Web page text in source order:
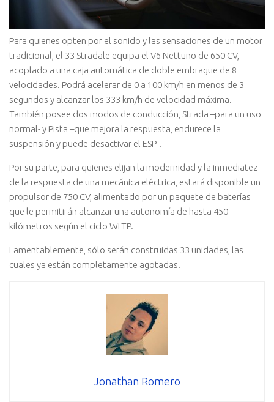
Para quienes opten por el sonido y las sensaciones de un motor
tradicional, el 33 Stradale equipa el V6 Nettuno de 650 CV,
acoplado a una caja automática de doble embrague de 8
velocidades. Podrá acelerar de 0 a 100 km/h en menos de 3
segundos y alcanzar los 333 km/h de velocidad máxima.
También posee dos modos de conducción, Strada –para un uso
normal- y Pista –que mejora la respuesta, endurece la
suspensión y puede desactivar el ESP-.
Por su parte, para quienes elijan la modernidad y la inmediatez
de la respuesta de una mecánica eléctrica, estará disponible un
propulsor de 750 CV, alimentado por un paquete de baterías
que le permitirán alcanzar una autonomía de hasta 450
kilómetros según el ciclo WLTP.
Lamentablemente, sólo serán construidas 33 unidades, las
cuales ya están completamente agotadas.
Jonathan Romero